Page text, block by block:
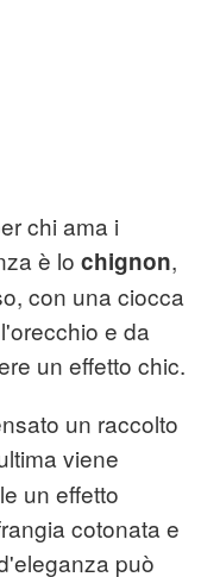
chi ama i
è lo chignon,
con una ciocca
e da
un effetto chic.
un raccolto
viene
un effetto
cotonata e
può